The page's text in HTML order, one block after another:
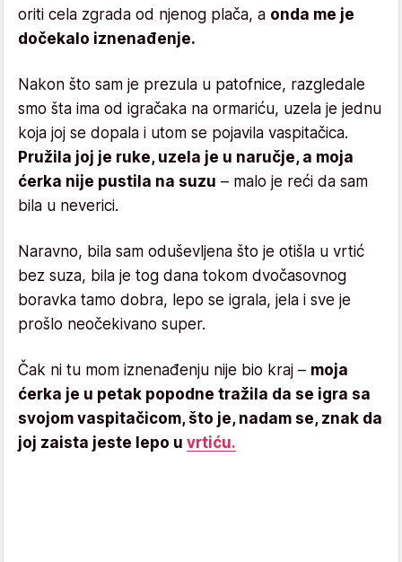
oriti cela zgrada od njenog plača, a onda me je
dočekalo iznenađenje.
Nakon što sam je prezula u patofnice, razgledale
smo šta ima od igračaka na ormariću, uzela je jednu
koja joj se dopala i utom se pojavila vaspitačica.
Pružila joj je ruke, uzela je u naručje, a moja
ćerka nije pustila na suzu – malo je reći da sam
bila u neverici.
Naravno, bila sam oduševljena što je otišla u vrtić
bez suza, bila je tog dana tokom dvočasovnog
boravka tamo dobra, lepo se igrala, jela i sve je
prošlo neočekivano super.
Čak ni tu mom iznenađenju nije bio kraj – moja
ćerka je u petak popodne tražila da se igra sa
svojom vaspitačicom, što je, nadam se, znak da
joj zaista jeste lepo u vrtiću.